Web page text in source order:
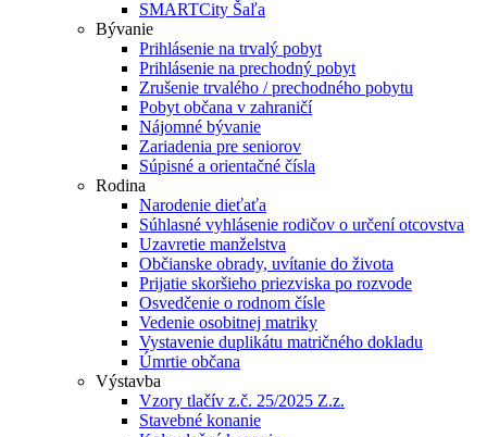
SMARTCity Šaľa
Bývanie
Prihlásenie na trvalý pobyt
Prihlásenie na prechodný pobyt
Zrušenie trvalého / prechodného pobytu
Pobyt občana v zahraničí
Nájomné bývanie
Zariadenia pre seniorov
Súpisné a orientačné čísla
Rodina
Narodenie dieťaťa
Súhlasné vyhlásenie rodičov o určení otcovstva
Uzavretie manželstva
Občianske obrady, uvítanie do života
Prijatie skoršieho priezviska po rozvode
Osvedčenie o rodnom čísle
Vedenie osobitnej matriky
Vystavenie duplikátu matričného dokladu
Úmrtie občana
Výstavba
Vzory tlačív z.č. 25/2025 Z.z.
Stavebné konanie